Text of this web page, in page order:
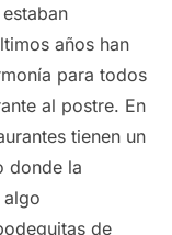
años han
para todos
al postre. En
tienen un
donde la
de